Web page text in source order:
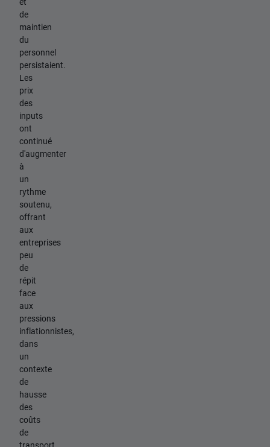
de
maintien
du
personnel
persistaient.
Les
prix
des
inputs
ont
continué
d'augmenter
à
un
rythme
soutenu,
offrant
aux
entreprises
peu
de
répit
face
aux
pressions
inflationnistes,
dans
un
contexte
de
hausse
des
coûts
de